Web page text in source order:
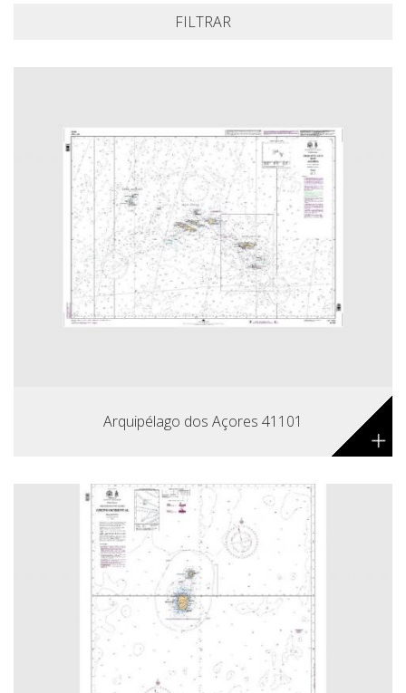
FILTRAR
Arquipélago dos Açores 41101 +